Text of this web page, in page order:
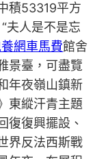
積53319平方
夫人是不是忘
網車馬費館舍
景臺，可盡覽
年夜嶺山鎮新
東縱汗青主題
復復興擺設、
界反法西斯戰